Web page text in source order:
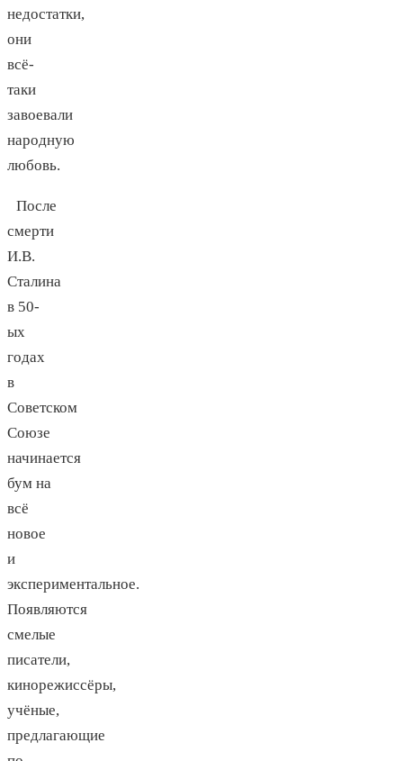
недостатки,
они
всё-
таки
завоевали
народную
любовь.
После
смерти
И.В.
Сталина
в 50-
ых
годах
в
Советском
Союзе
начинается
бум на
всё
новое
и
экспериментальное.
Появляются
смелые
писатели,
кинорежиссёры,
учёные,
предлагающие